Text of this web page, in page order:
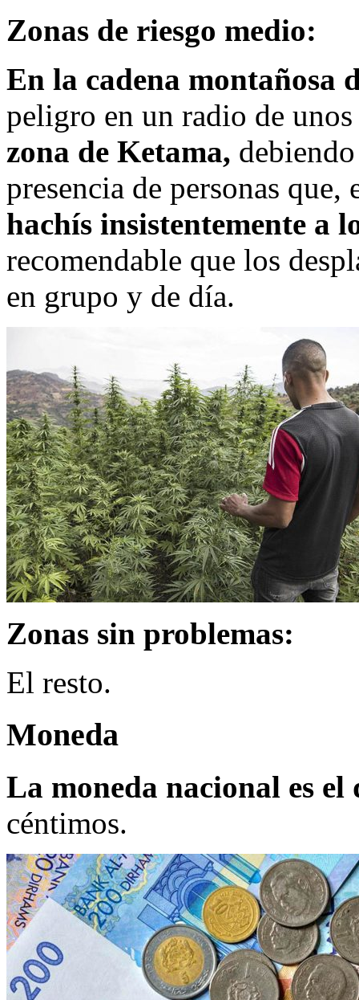
Zonas de riesgo medio:
En la cadena montañosa
peligro en un radio de
zona de Ketama,
presencia de personas que,
hachís insistentemente a
recomendable que los
en grupo y de día.
Zonas sin problemas:
El resto.
Moneda
La moneda nacional es
céntimos.